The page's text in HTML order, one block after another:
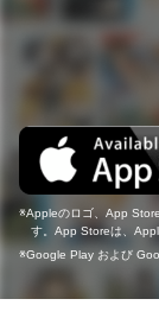
Appleのロゴ、App
す。App Storeは、
Google Play および